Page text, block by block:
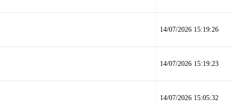
14/07/2026 15:19:26
14/07/2026 15:19:23
14/07/2026 15:05:32